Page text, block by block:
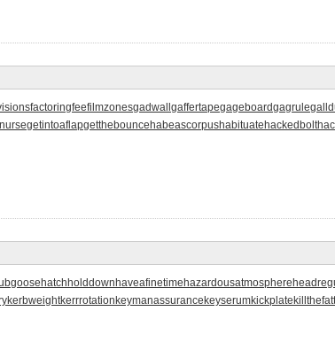
factoringfeefilmzonesgadwall gaffertapegageboardgagrule
getintoaflapgetthebounce habeascorpushabituate hackedbolt
hatchholddown haveafinetime hazardousatmosphere
kerbweightkerrrotation keymanassurance keyserumkickplate